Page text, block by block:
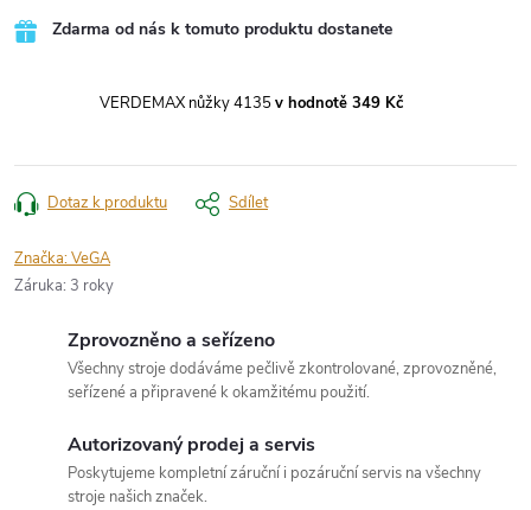
Zdarma od nás k tomuto produktu dostanete
VERDEMAX nůžky 4135v hodnotě 349 Kč
Dotaz k produktu Sdílet
Značka:VeGA
Záruka: 3 roky
Zprovozněno a seřízeno
Všechny stroje dodáváme pečlivě zkontrolované, zprovozněné,
seřízené a připravené k okamžitému použití.
Autorizovaný prodej a servis
Poskytujeme kompletní záruční i pozáruční servis na všechny
stroje našich značek.